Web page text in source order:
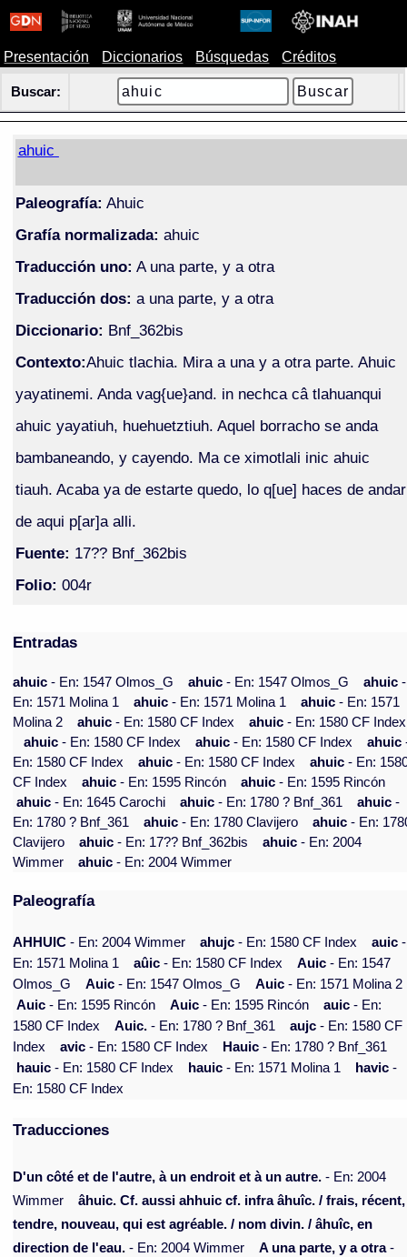
Presentación Diccionarios Búsquedas Créditos
Buscar:
ahuic
Paleografía: Ahuic
Grafía normalizada: ahuic
Traducción uno: A una parte, y a otra
Traducción dos: a una parte, y a otra
Diccionario: Bnf_362bis
Contexto:Ahuic tlachia. Mira a una y a otra parte. Ahuic
yayatinemi. Anda vag{ue}and. in nechca câ tlahuanqui
ahuic yayatiuh, huehuetztiuh. Aquel borracho se anda
bambaneando, y cayendo. Ma ce ximotlali inic ahuic
tiauh. Acaba ya de estarte quedo, lo q[ue] haces de andar
de aqui p[ar]a alli.
Fuente: 17?? Bnf_362bis
Folio: 004r
Entradas
ahuic- En: 1547 Olmos_G ahuic- En: 1547 Olmos_G ahuic-
En: 1571 Molina 1
ahuic- En: 1571 Molina 1 ahuic- En: 1571
Molina 2
ahuic- En: 1580 CF Index ahuic- En: 1580 CF Index
ahuic- En: 1580 CF Index ahuic- En: 1580 CF Index ahuic
En: 1580 CF Index
ahuic- En: 1580 CF Index ahuic- En:
CF Index
ahuic- En: 1595 Rincón ahuic- En: 1595 Rincón
ahuic- En: 1645 Carochi ahuic- En: 1780 ? Bnf_361 ahuic-
En: 1780 ? Bnf_361
ahuic- En: 1780 Clavijero ahuic- En:
Clavijero
ahuic- En: 17?? Bnf_362bis ahuic- En: 2004
Wimmer
ahuic- En: 2004 Wimmer
Paleografía
AHHUIC - En: 2004 Wimmer ahujc - En: 1580 CF Index auic -
En: 1571 Molina 1
aûic - En: 1580 CF Index Auic - En: 1547
Olmos_G
Auic - En: 1547 Olmos_G Auic - En: 1571 Molina 2
Auic - En: 1595 Rincón Auic - En: 1595 Rincón auic - En:
1580 CF Index
Auic. - En: 1780 ? Bnf_361 aujc - En: 1580 CF
Index
avic - En: 1580 CF Index Hauic - En: 1780 ? Bnf_361
hauic - En: 1580 CF Index hauic - En: 1571 Molina 1 havic -
En: 1580 CF Index
Traducciones
D'un côté et de l'autre, à un endroit et à un autre. - En: 2004
Wimmer
âhuic. Cf. aussi ahhuic cf. infra âhuîc. / frais, récent,
tendre, nouveau, qui est agréable. / nom divin. / âhuîc, en
direction de l'eau. - En: 2004 Wimmer A una parte, y a otra-